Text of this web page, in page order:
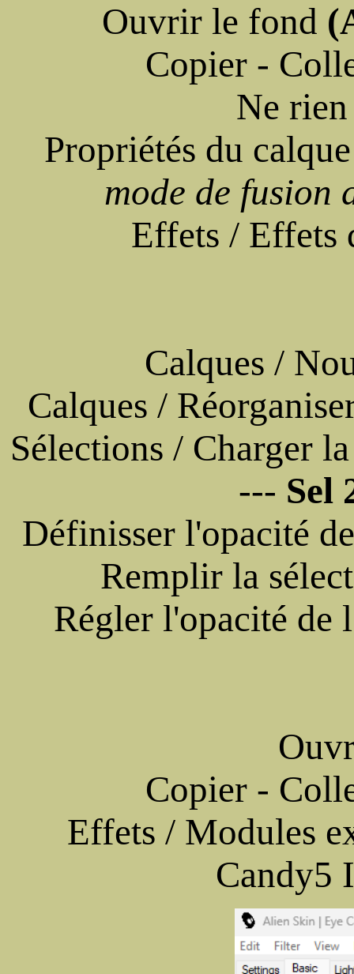
Ouvrir le fond
Copier -
Ne
Propriétés du
mode de fusion
Effets / Effets
Calques /
Calques /
Sélections / Charger
--- Sel
Définisser l'opacité
Remplir la
Régler l'opacité de
Copier -
Effets / Modules
Candy5